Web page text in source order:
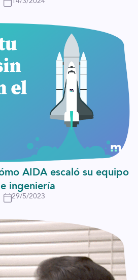
AIDA escaló su equipo
ingeniería
29/5/2023